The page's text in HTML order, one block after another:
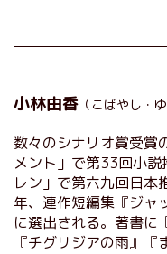
小林由香 （こばやし・ゆ
数々のシナリオ賞受賞
メント」で第33回小
レン」で第六九回日本
年、連作短編集『ジャ
に選出される。著書に
『チグリジアの雨』『